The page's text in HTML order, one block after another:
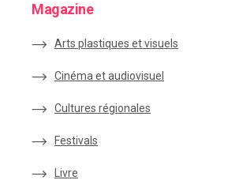
Magazine
Arts plastiques et visuels
Cinéma et audiovisuel
Cultures régionales
Festivals
Livre